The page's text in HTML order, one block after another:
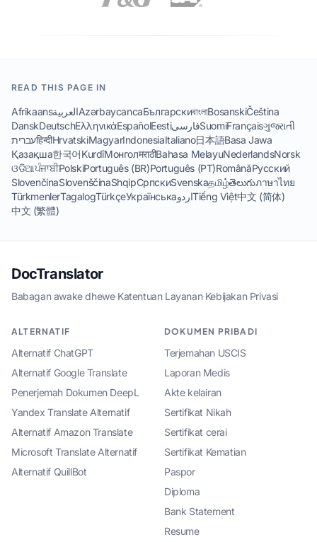
READ THIS PAGE IN
AfrikaansالعربيةAzərbaycancaБългарскиবাংলাBosanskiČeština
DanskDeutschΕλληνικάEspañolEestiفارسیSuomiFrançaisગુજરાતી
עבריתहिन्दीHrvatskiMagyarIndonesiaItaliano日本語Basa Jawa
Қазақша한국어KurdîМонголमराठीBahasa MelayuNederlandsNorsk
ଓଡିଆਪੰਜਾਬੀPolskiPortuguês (BR)Português (PT)RomânăРусский
SlovenčinaSlovenščinaShqipСрпскиSvenskaதமிழ்తెలుగుภาษาไทย
TürkmenlerTagalogTürkçeУкраїнськаاردوTiếng Việt中文 (简体)
中文 (繁體)
DocTranslator
Babagan awake dhewe·Katentuan Layanan·Kebijakan Privasi
ALTERNATIF
Alternatif ChatGPT
Alternatif Google Translate
Penerjemah Dokumen DeepL
Yandex Translate Alternatif
Alternatif Amazon Translate
Microsoft Translate Alternatif
Alternatif QuillBot
DOKUMEN PRIBADI
Terjemahan USCIS
Laporan Medis
Akte kelairan
Sertifikat Nikah
Sertifikat cerai
Sertifikat Kematian
Paspor
Diploma
Bank Statement
Resume